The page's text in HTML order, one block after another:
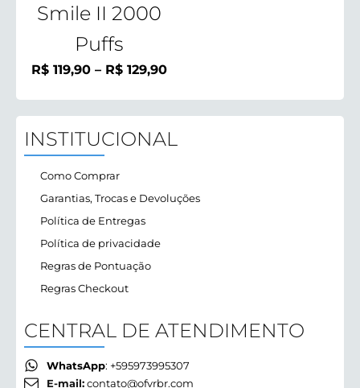
Smile II 2000
Puffs
R$119,90 – R$129,90Faixa
R$ 119,90
através
INSTITUCIONAL
Como Comprar
Garantias, Trocas e Devoluções
Política de Entregas
Política de privacidade
Regras de Pontuação
Regras Checkout
CENTRAL DE ATENDIMENTO
WhatsApp: +595973995307
E-mail:contato@ofvrbr.com